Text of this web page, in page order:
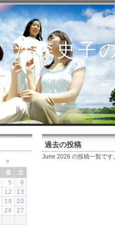
深森史子
過去の投稿
June 2026 の投稿一覧です
>
金
土
5
6
12
13
19
20
26
27